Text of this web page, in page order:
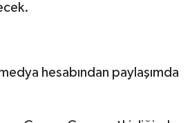
hesabından paylaşımda